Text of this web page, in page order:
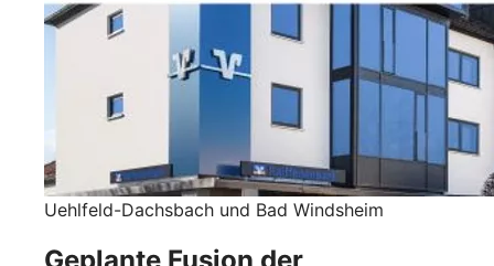
Uehlfeld-Dachsbach und Bad Windsheim